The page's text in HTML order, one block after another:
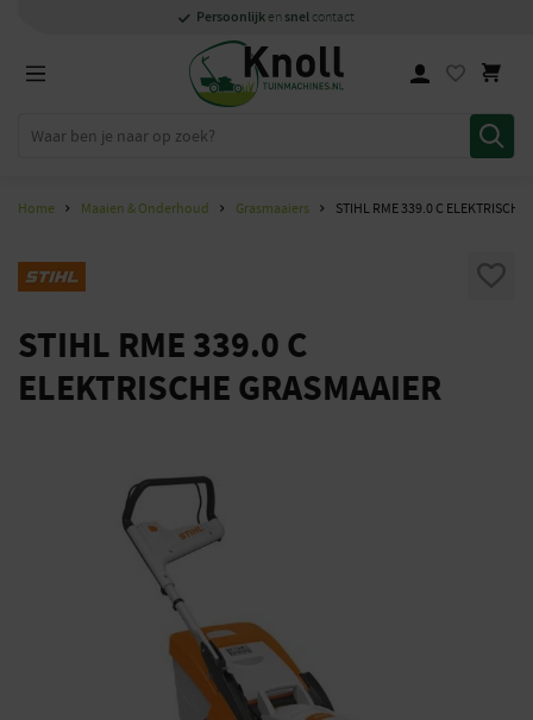
Specialistenmet kennis van zaken
1000m2showroom in Staphorst
Persoonlijk en snel contact
Home Maaien & Onderhoud Grasmaaiers STIHL RME 339.0 C ELEKTRISCHE
STIHL RME 339.0 C
ELEKTRISCHE GRASMAAIER